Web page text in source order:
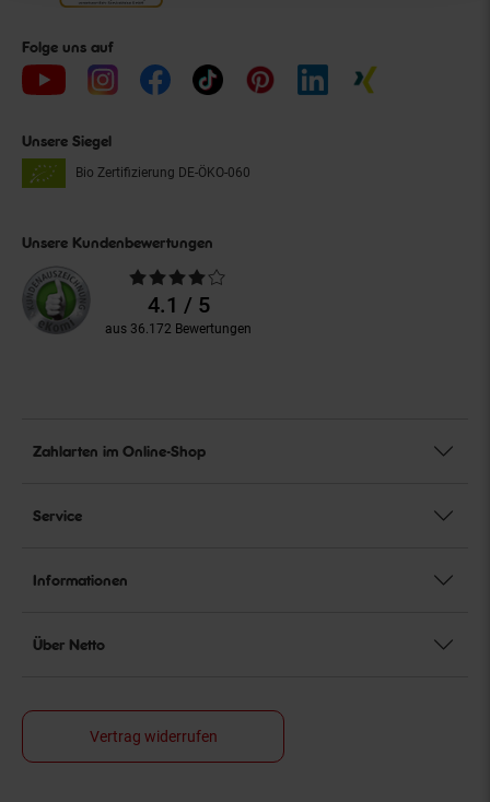
Folge uns auf
Unsere Siegel
Bio Zertifizierung DE-ÖKO-060
Unsere Kundenbewertungen
Durchschnittliche
Bewertungen4.1 / 5
aus 36.172 Bewertungen
Zahlarten im Online-Shop
Service
Informationen
Über Netto
Vertrag widerrufen